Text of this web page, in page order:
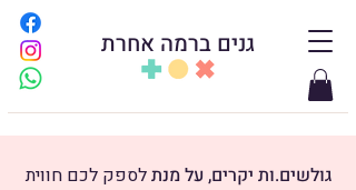
גנים ברמה אחרת
גולשים.ות יקרים, על מנתלספק לכם חווית